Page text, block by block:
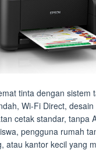
tinta dengan sistem
Wi-Fi Direct, desain
cetak standar, tanpa
pengguna rumah
atau kantor kecil yang